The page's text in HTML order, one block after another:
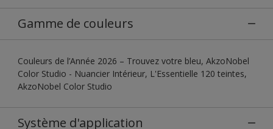
Gamme de couleurs
Couleurs de l’Année 2026 – Trouvez votre bleu, AkzoNobel
Color Studio - Nuancier Intérieur, L'Essentielle 120 teintes,
AkzoNobel Color Studio
Système d'application